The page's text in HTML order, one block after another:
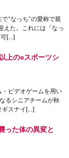
“なっち”の愛称で親
えた。これには「なっ
可[…]
上のeスポーツシ
ビデオゲームを用い
るシニアチームが秋
ギスナイ[…]
った体の異変と